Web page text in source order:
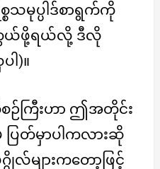
သမုပ္ပါဒ်စာရွက်ကို
ယ်ဖို့ရယ်လို့ ဒီလို
ါ)။
စဉ်ကြီးဟာ ဤအတိုင်း
ြတ်မှာပါကလားဆို
များကတော့ဖြင့်